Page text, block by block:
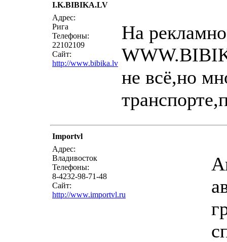
I.K.BIBIKA.LV
Адрес:
Рига
Телефоны:
22102109
Сайт:
http://www.bibika.lv
На
не всё,но
Importvl
Адрес:
Владивосток
Телефоны:
8-4232-98-71-48
Сайт:
http://www.importvl.ru